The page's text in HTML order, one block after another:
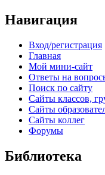
Навигация
Вход/регистрация
Главная
Мой мини-сайт
Ответы на
Поиск по сайту
Сайты классов,
Сайты
Сайты коллег
Форумы
Библиотека